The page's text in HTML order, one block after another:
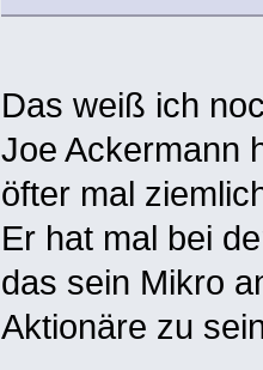
Das weiß ich
Joe Ackermann
öfter mal
Er hat mal bei
das sein Mikro
Aktionäre zu